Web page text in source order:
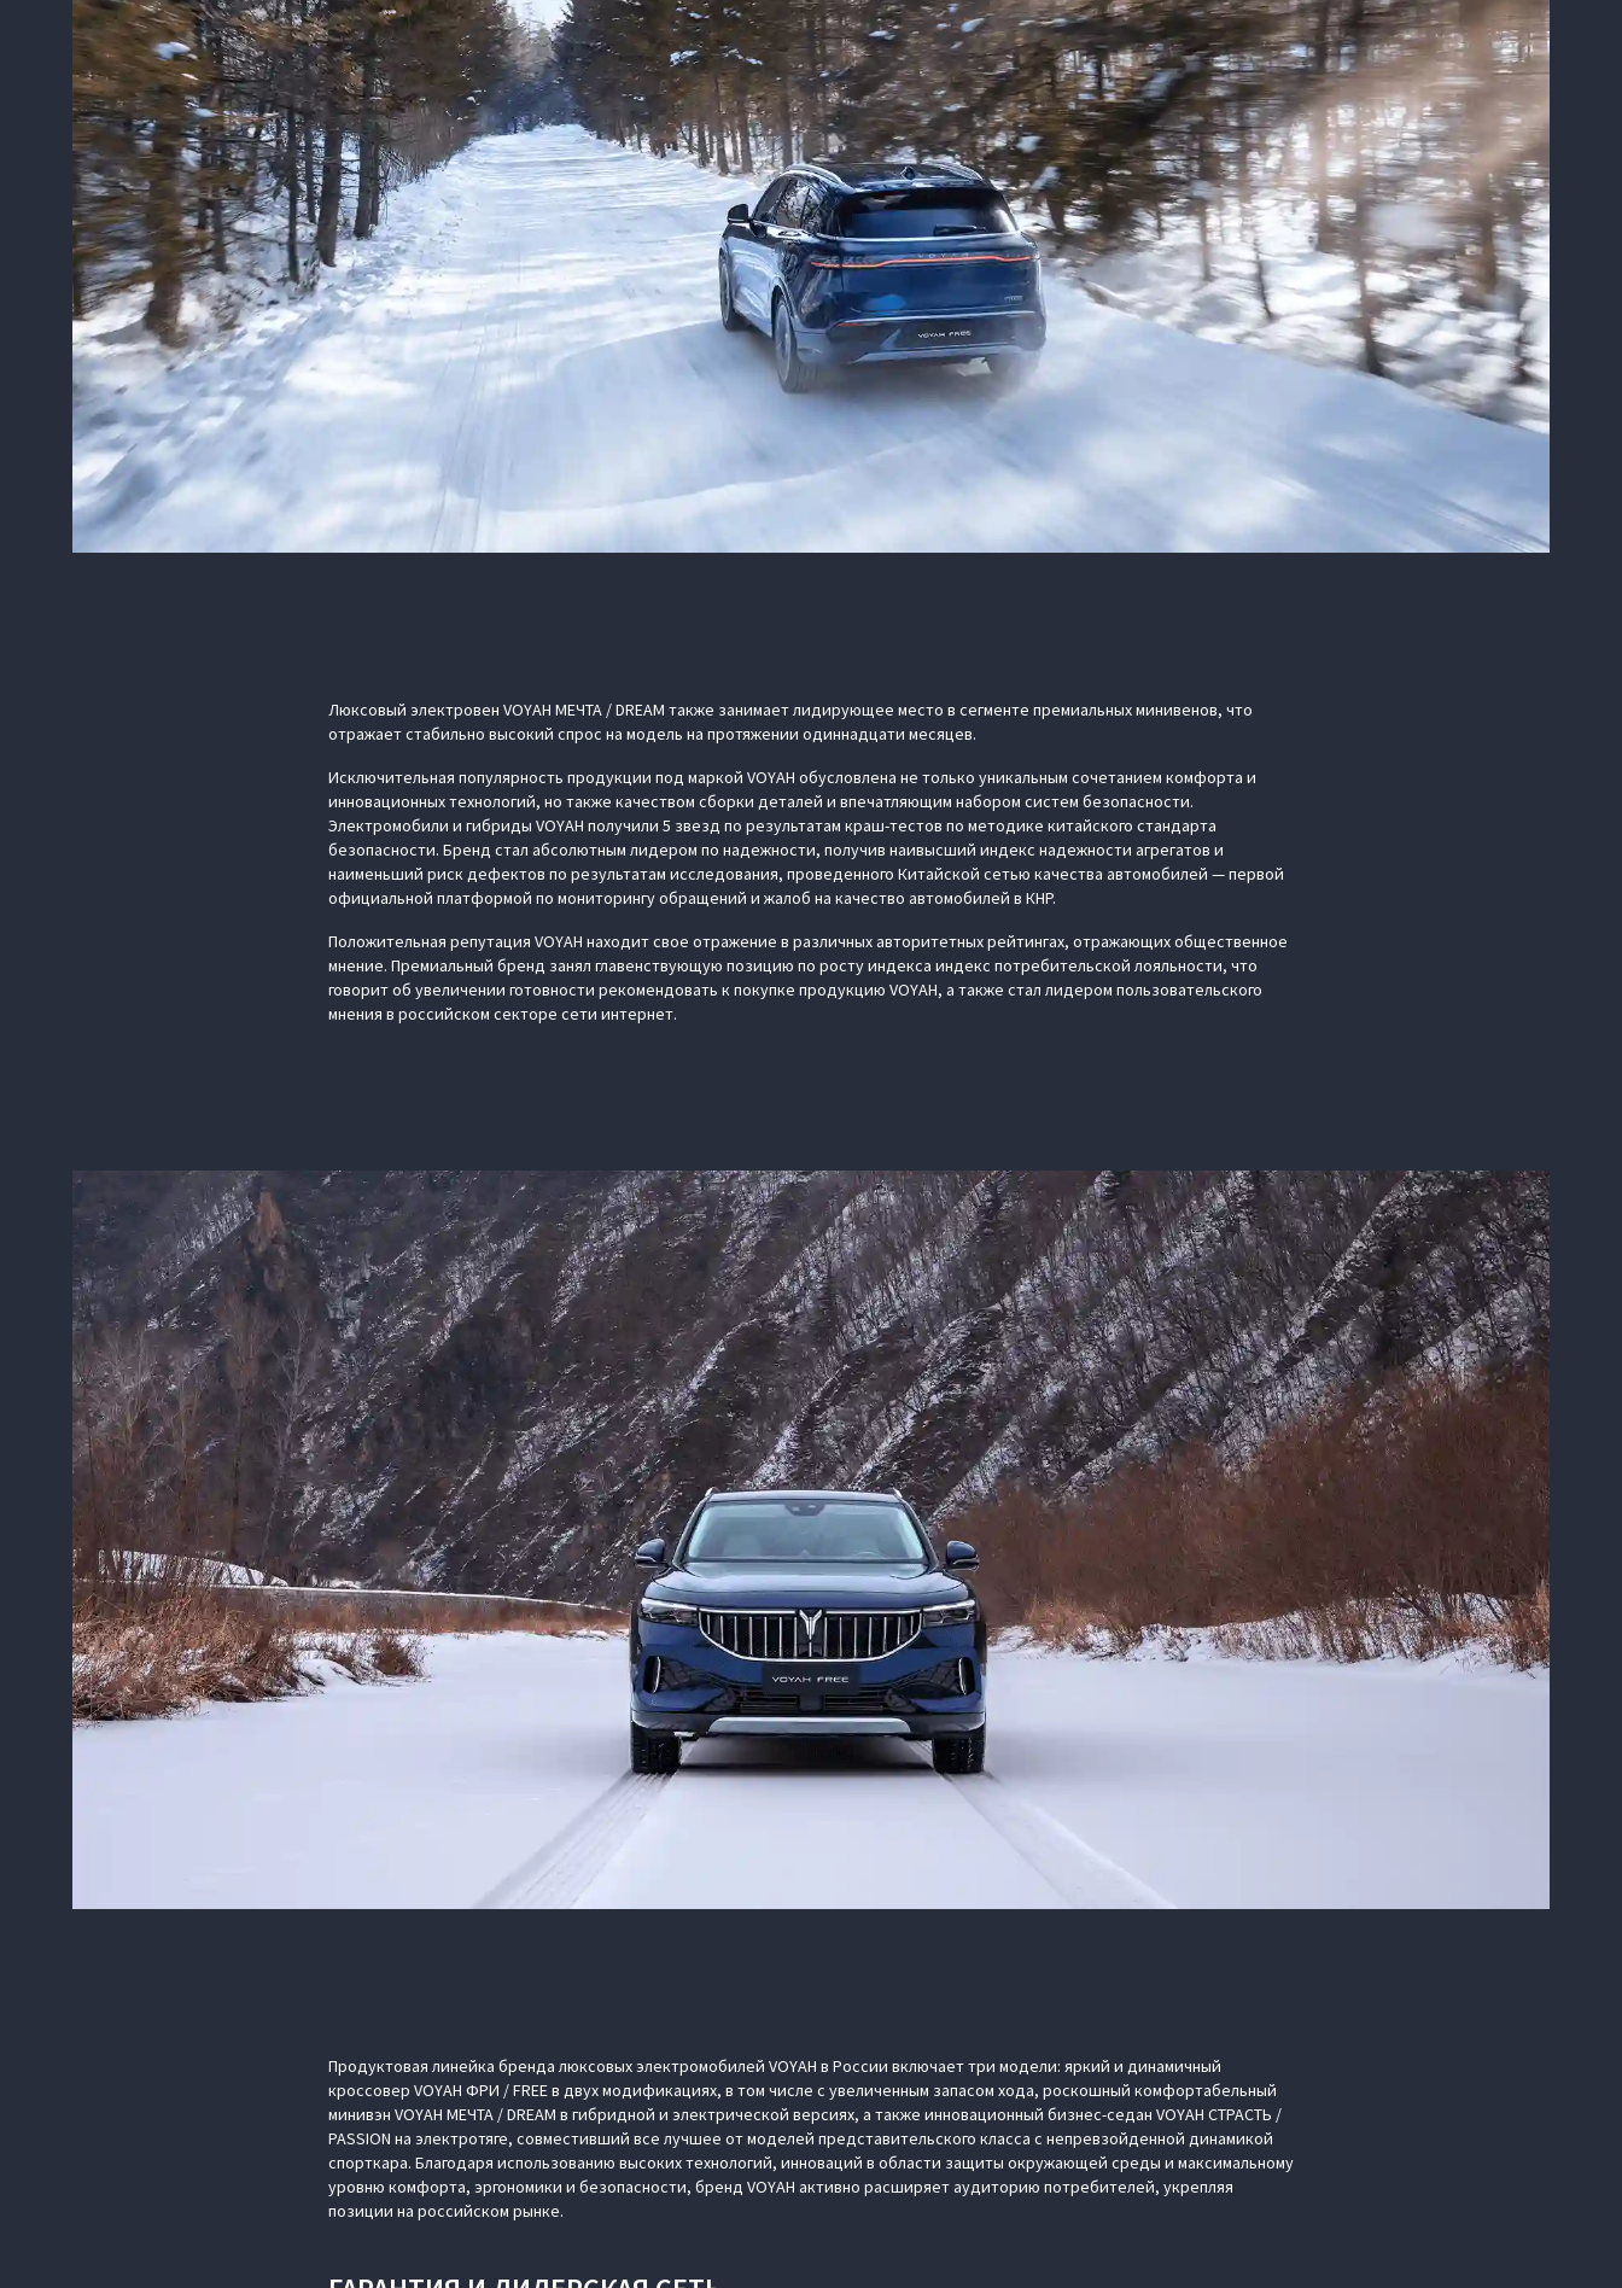
Люксовый электровен VOYAH МЕЧТА / DREAM также занимает лидирующее место в сегменте премиальных минивенов, что
отражает стабильно высокий спрос на модель на протяжении одиннадцати месяцев.
Исключительная популярность продукции под маркой VOYAH обусловлена не только уникальным сочетанием комфорта и
инновационных технологий, но также качеством сборки деталей и впечатляющим набором систем безопасности.
Электромобили и гибриды VOYAH получили 5 звезд по результатам краш-тестов по методике китайского стандарта
безопасности. Бренд стал абсолютным лидером по надежности, получив наивысший индекс надежности агрегатов и
наименьший риск дефектов по результатам исследования, проведенного Китайской сетью качества автомобилей — первой
официальной платформой по мониторингу обращений и жалоб на качество автомобилей в КНР.
Положительная репутация VOYAH находит свое отражение в различных авторитетных рейтингах, отражающих общественное
мнение. Премиальный бренд занял главенствующую позицию по росту индекса индекс потребительской лояльности, что
говорит об увеличении готовности рекомендовать к покупке продукцию VOYAH, а также стал лидером пользовательского
мнения в российском секторе сети интернет.
Продуктовая линейка бренда люксовых электромобилей VOYAH в России включает три модели: яркий и динамичный
кроссовер VOYAH ФРИ / FREE в двух модификациях, в том числе с увеличенным запасом хода, роскошный комфортабельный
минивэн VOYAH МЕЧТА / DREAM в гибридной и электрической версиях, а также инновационный бизнес-седан VOYAH СТРАСТЬ /
PASSION на электротяге, совместивший все лучшее от моделей представительского класса с непревзойденной динамикой
спорткара. Благодаря использованию высоких технологий, инноваций в области защиты окружающей среды и максимальному
уровню комфорта, эргономики и безопасности, бренд VOYAH активно расширяет аудиторию потребителей, укрепляя
позиции на российском рынке.